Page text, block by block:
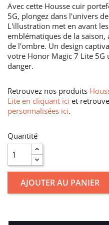
Avec cette Housse cuir
5G, plongez dans l'univers
L'illustration met en avant
emblématiques de la saison,
de l'ombre. Un design
votre Honor Magic 7 Lite 5G
danger.
Retrouvez nos produits
Lite en cliquant ici et
personnalisées ici.
Quantité
AJOUTER AU PANIER